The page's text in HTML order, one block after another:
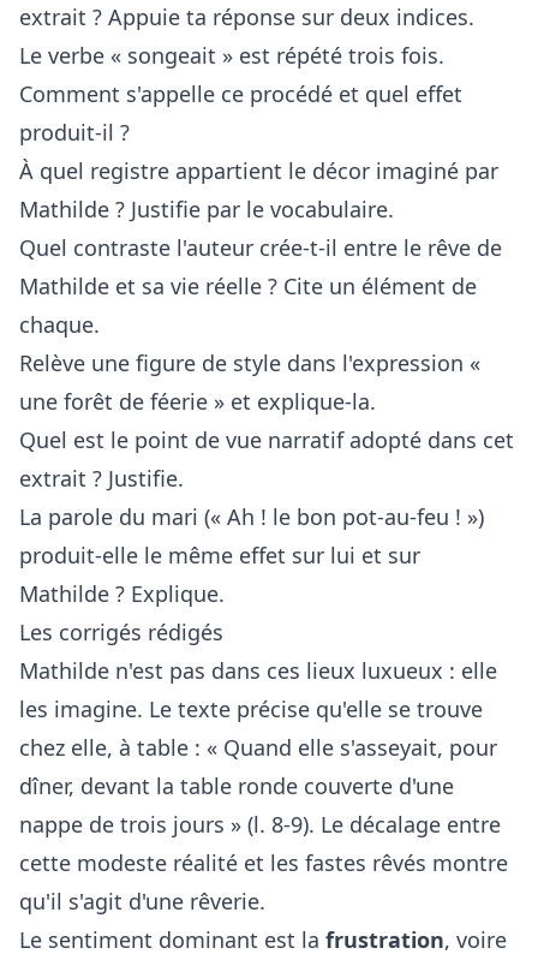
extrait ? Appuie ta réponse sur deux indices.
Le verbe « songeait » est répété trois fois.
Comment s'appelle ce procédé et quel effet
produit-il ?
À quel registre appartient le décor imaginé par
Mathilde ? Justifie par le vocabulaire.
Quel contraste l'auteur crée-t-il entre le rêve de
Mathilde et sa vie réelle ? Cite un élément de
chaque.
Relève une figure de style dans l'expression «
une forêt de féerie » et explique-la.
Quel est le point de vue narratif adopté dans cet
extrait ? Justifie.
La parole du mari (« Ah ! le bon pot-au-feu ! »)
produit-elle le même effet sur lui et sur
Mathilde ? Explique.
Les corrigés rédigés
Mathilde n'est pas dans ces lieux luxueux : elle
les imagine. Le texte précise qu'elle se trouve
chez elle, à table : « Quand elle s'asseyait, pour
dîner, devant la table ronde couverte d'une
nappe de trois jours » (l. 8-9). Le décalage entre
cette modeste réalité et les fastes rêvés montre
qu'il s'agit d'une rêverie.
Le sentiment dominant est la frustration, voire